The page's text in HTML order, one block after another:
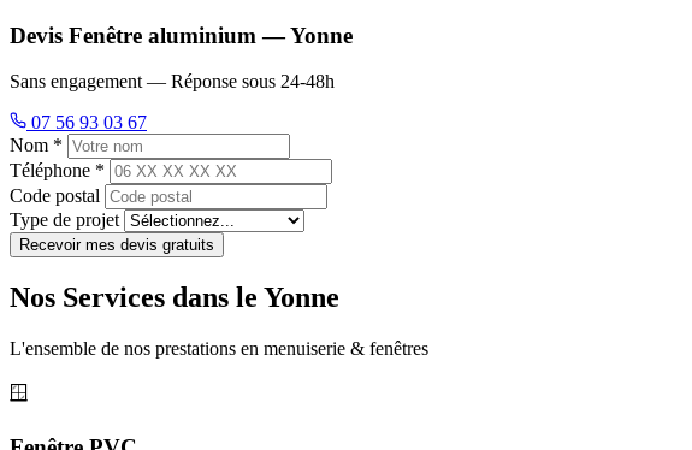
Devis Fenêtre aluminium — Yonne
Sans engagement — Réponse sous 24-48h
07 56 93 03 67
Nom *
Téléphone *
Code postal
Type de projet
Recevoir mes devis gratuits
Nos Services dans le Yonne
L'ensemble de nos prestations en menuiserie & fenêtres
🪟